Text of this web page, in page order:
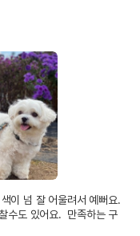
이 넘 잘 어울려서 예뻐요.
수도 있어요.  만족하는 구